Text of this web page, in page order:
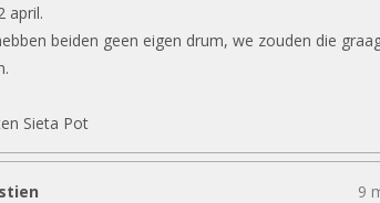
april.
beiden geen eigen drum, we zouden die
Sieta Pot
9